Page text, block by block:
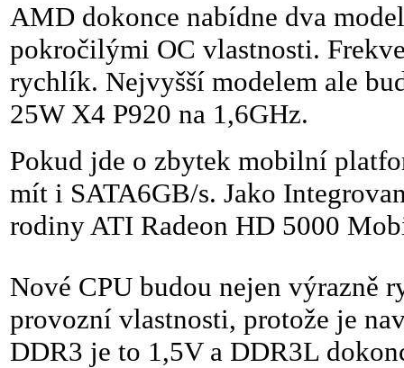
AMD dokonce nabídne dva
pokročilými OC vlastnosti.
rychlík. Nejvyšší modelem ale
25W X4 P920 na 1,6GHz.
Pokud jde o zbytek mobilní
mít i SATA6GB/s. Jako
rodiny ATI Radeon HD 5000
Nové CPU budou nejen výrazně
provozní vlastnosti, protože je
DDR3 je to 1,5V a DDR3L